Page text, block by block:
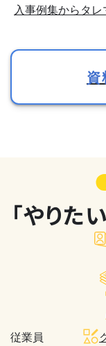
入事例集からタ
資
「やりた
従業員